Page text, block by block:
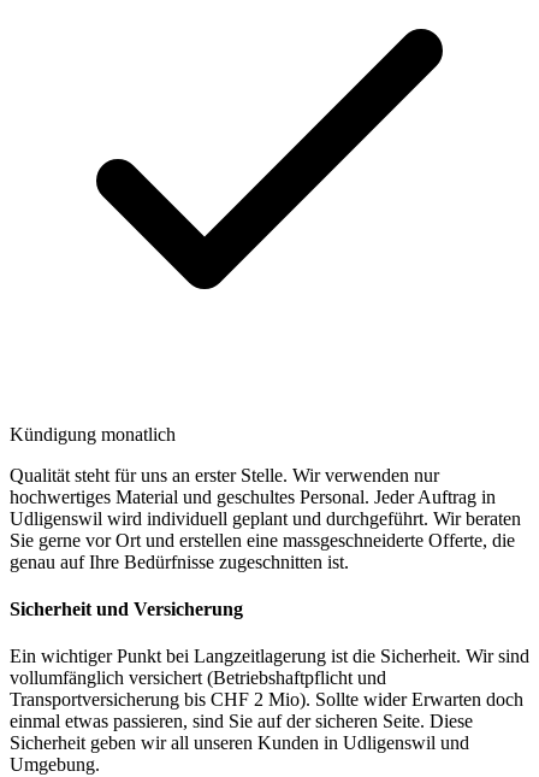
Kündigung monatlich
Qualität steht für uns an erster Stelle. Wir verwenden nur
hochwertiges Material und geschultes Personal. Jeder Auftrag in
Udligenswil wird individuell geplant und durchgeführt. Wir beraten
Sie gerne vor Ort und erstellen eine massgeschneiderte Offerte, die
genau auf Ihre Bedürfnisse zugeschnitten ist.
Sicherheit und Versicherung
Ein wichtiger Punkt bei Langzeitlagerung ist die Sicherheit. Wir sind
vollumfänglich versichert (Betriebshaftpflicht und
Transportversicherung bis CHF 2 Mio). Sollte wider Erwarten doch
einmal etwas passieren, sind Sie auf der sicheren Seite. Diese
Sicherheit geben wir all unseren Kunden in Udligenswil und
Umgebung.